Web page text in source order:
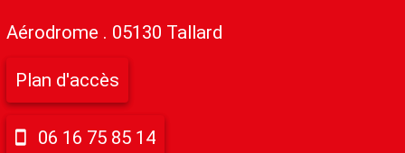
Aérodrome . 05130 Tallard
Plan d'accès
06 16 75 85 14